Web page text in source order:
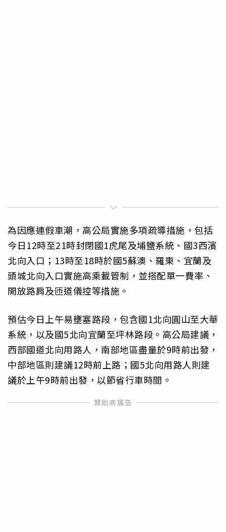
為因應連假車潮，高公局實施多項疏導措施，包括
今日12時至21時封閉國1虎尾及埔鹽系統、國3西濱
北向入口；13時至18時於國5蘇澳、羅東、宜蘭及
頭城北向入口實施高乘載管制，並搭配單一費率、
開放路肩及匝道儀控等措施。
預估今日上午易壅塞路段，包含國1北向圓山至大華
系統，以及國5北向宜蘭至坪林路段。高公局建議，
西部國道北向用路人，南部地區盡量於9時前出發，
中部地區則建議12時前上路；國5北向用路人則建
議於上午9時前出發，以節省行車時間。